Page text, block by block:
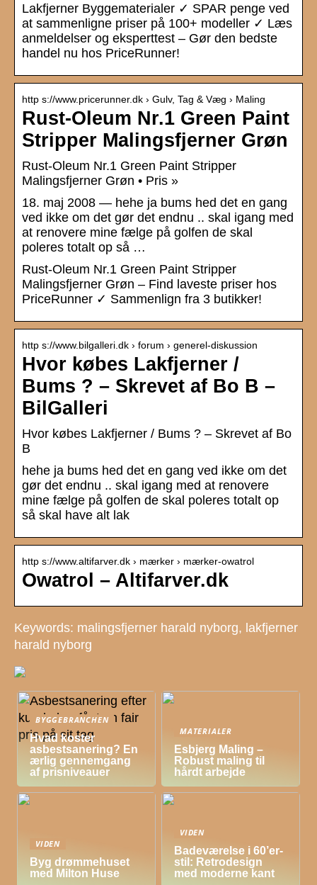
Lakfjerner Byggematerialer ✓ SPAR penge ved
at sammenligne priser på 100+ modeller ✓ Læs
anmeldelser og eksperttest – Gør den bedste
handel nu hos PriceRunner!
http s://www.pricerunner.dk › Gulv, Tag & Væg › Maling
Rust-Oleum Nr.1 Green Paint
Stripper Malingsfjerner Grøn
Rust-Oleum Nr.1 Green Paint Stripper
Malingsfjerner Grøn • Pris »
18. maj 2008 — hehe ja bums hed det en gang
ved ikke om det gør det endnu .. skal igang med
at renovere mine fælge på golfen de skal
poleres totalt op så …
Rust-Oleum Nr.1 Green Paint Stripper
Malingsfjerner Grøn – Find laveste priser hos
PriceRunner ✓ Sammenlign fra 3 butikker!
http s://www.bilgalleri.dk › forum › generel-diskussion
Hvor købes Lakfjerner /
Bums ? – Skrevet af Bo B –
BilGalleri
Hvor købes Lakfjerner / Bums ? – Skrevet af Bo
B
hehe ja bums hed det en gang ved ikke om det
gør det endnu .. skal igang med at renovere
mine fælge på golfen de skal poleres totalt op
så skal have alt lak
http s://www.altifarver.dk › mærker › mærker-owatrol
Owatrol – Altifarver.dk
Keywords: malingsfjerner harald nyborg, lakfjerner
harald nyborg
BYGGEBRANCHEN
Hvad koster
asbestsanering? En
ærlig gennemgang
af prisniveauer
MATERIALER
Esbjerg Maling –
Robust maling til
hårdt arbejde
VIDEN
Byg drømmehuset
med Milton Huse
VIDEN
Badeværelse i 60’er-
stil: Retrodesign
med moderne kant